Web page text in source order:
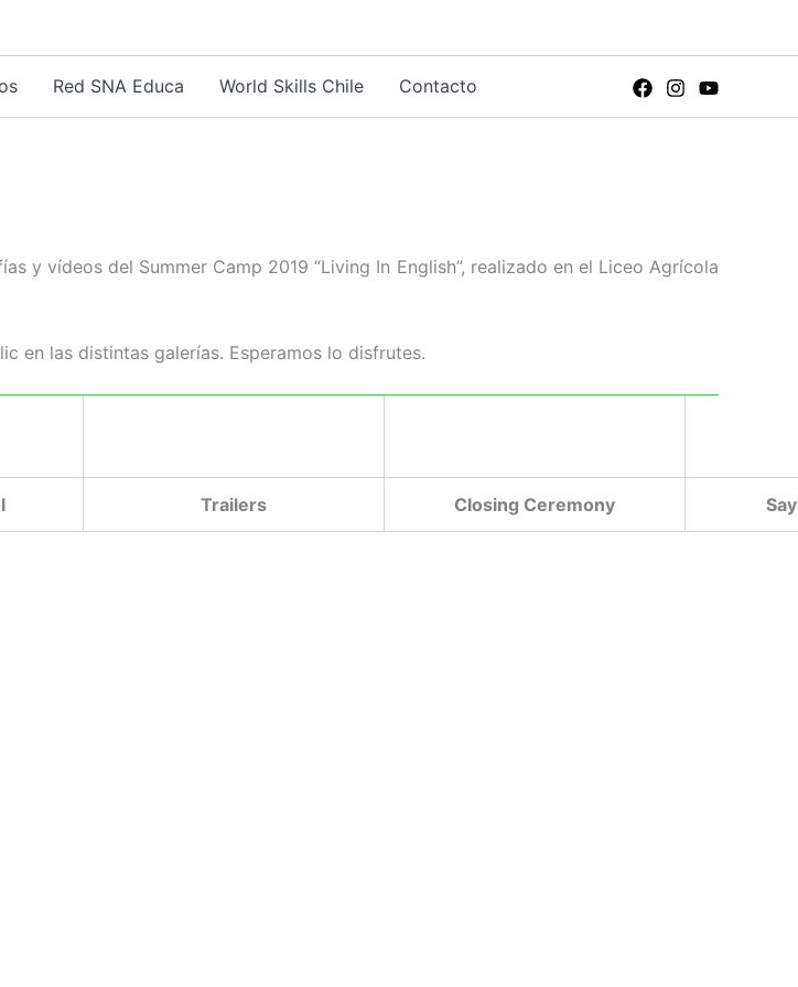
Red SNA Educa World Skills Chile Contacto
y vídeos del Summer Camp 2019 “Living In English”, realizado en el Liceo Agrícola
en las distintas galerías. Esperamos lo disfrutes.
Trailers Closing Ceremony